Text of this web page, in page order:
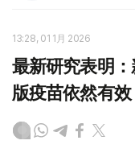
13:28, 01 1月 2026
最新研究表明
版疫苗依然有效